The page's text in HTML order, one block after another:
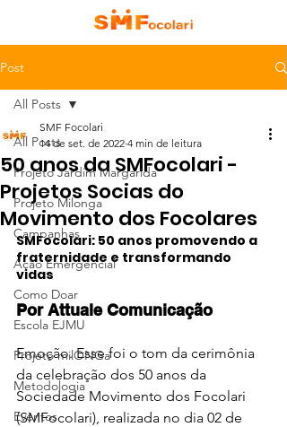
Post
All Posts
Projeto Jardim Margarida
Projeto Milonga
Campanhas
Ação Emergencial
Como Doar
Escola EJMU
Projeto milONGa
Metodologia
Eventos
All Posts
50 anos da SMFocolari -
Projetos Socias do
Movimento dos Focolares
SMF Focolari
14 de set. de 2022 4 min de leitura
SMFocolari: 50 anos promovendo a
fraternidade e transformando
vidas
Por Attuale Comunicação
Emoção. Esse foi o tom da cerimônia
da celebração dos 50 anos da
Sociedade Movimento dos Focolari
(SMFocolari), realizada no dia 02 de